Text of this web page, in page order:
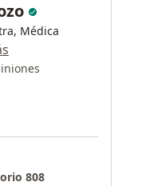
Médica
808